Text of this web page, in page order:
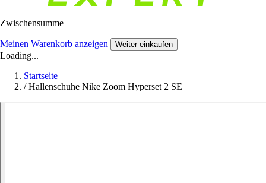
Zwischensumme
Meinen Warenkorb anzeigen Weiter einkaufen
Loading...
Startseite
/ Hallenschuhe Nike Zoom Hyperset 2 SE